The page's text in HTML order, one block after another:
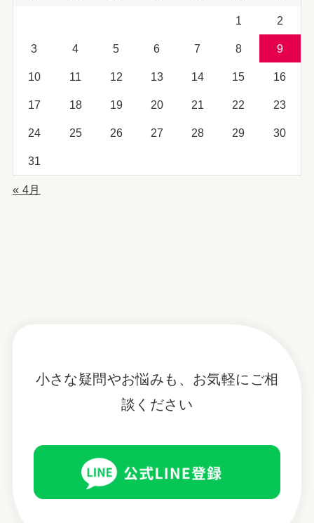
1 2
3 4 5 6 7 8 9
10 11 12 13 14 15 16
17 18 19 20 21 22 23
24 25 26 27 28 29 30
31
« 4月
小さな疑問やお悩みも、お気軽にご相
談ください